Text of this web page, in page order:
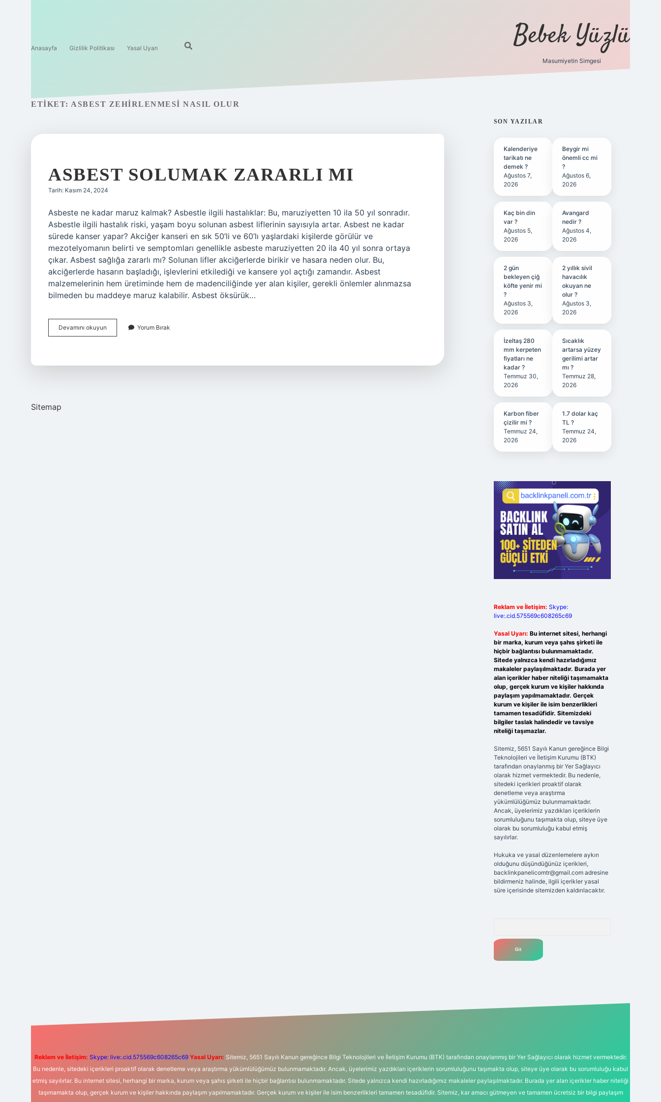
Anasayfa Gizlilik Politikası Yasal Uyarı Bebek Yüzlü
Masumiyetin Simgesi
ETIKET: ASBEST ZEHIRLENMESI NASIL OLUR
ASBEST SOLUMAK ZARARLI MI
Tarih: Kasım 24, 2024
Asbeste ne kadar maruz kalmak? Asbestle ilgili hastalıklar: Bu, maruziyetten 10 ila 50 yıl sonradır.
Asbestle ilgili hastalık riski, yaşam boyu solunan asbest liflerinin sayısıyla artar. Asbest ne kadar
sürede kanser yapar? Akciğer kanseri en sık 50’li ve 60’lı yaşlardaki kişilerde görülür ve
mezotelyomanın belirti ve semptomları genellikle asbeste maruziyetten 20 ila 40 yıl sonra ortaya
çıkar. Asbest sağlığa zararlı mı? Solunan lifler akciğerlerde birikir ve hasara neden olur. Bu,
akciğerlerde hasarın başladığı, işlevlerini etkilediği ve kansere yol açtığı zamandır. Asbest
malzemelerinin hem üretiminde hem de madenciliğinde yer alan kişiler, gerekli önlemler alınmazsa
bilmeden bu maddeye maruz kalabilir. Asbest öksürük…
Devamını okuyun
Solumak
Yorum Bırak
Sitemap
SIDEBAR
SON YAZILAR
Kalenderiye
tarikatı ne
demek ?
Ağustos 7,
2026
Beygir mi
önemli cc mi
?
Ağustos 6,
2026
Kaç bin din
var ?
Ağustos 5,
2026
Avangard
nedir ?
Ağustos 4,
2026
2 gün
bekleyen çiğ
köfte yenir mi
?
Ağustos 3,
2026
2 yıllık sivil
havacılık
okuyan ne
olur ?
Ağustos 3,
2026
İzeltaş 280
mm kerpeten
fiyatları ne
kadar ?
Temmuz 30,
2026
Sıcaklık
artarsa yüzey
gerilimi artar
mı ?
Temmuz 28,
2026
Karbon fiber
çizilir mi ?
Temmuz 24,
2026
1.7 dolar kaç
TL ?
Temmuz 24,
2026
Reklam ve İletişim: Skype:
live:.cid.575569c608265c69
Yasal Uyarı: Bu internet sitesi, herhangi
bir marka, kurum veya şahıs şirketi ile
hiçbir bağlantısı bulunmamaktadır.
Sitede yalnızca kendi hazırladığımız
makaleler paylaşılmaktadır. Burada yer
alan içerikler haber niteliği taşımamakta
olup, gerçek kurum ve kişiler hakkında
paylaşım yapılmamaktadır. Gerçek
kurum ve kişiler ile isim benzerlikleri
tamamen tesadüfidir. Sitemizdeki
bilgiler taslak halindedir ve tavsiye
niteliği taşımazlar.
Sitemiz, 5651 Sayılı Kanun gereğince Bilgi
Teknolojileri ve İletişim Kurumu (BTK)
tarafından onaylanmış bir Yer Sağlayıcı
olarak hizmet vermektedir. Bu nedenle,
sitedeki içerikleri proaktif olarak
denetleme veya araştırma
yükümlülüğümüz bulunmamaktadır.
Ancak, üyelerimiz yazdıkları içeriklerin
sorumluluğunu taşımakta olup, siteye üye
olarak bu sorumluluğu kabul etmiş
sayılırlar.
Hukuka ve yasal düzenlemelere aykırı
olduğunu düşündüğünüz içerikleri,
backlinkpanelicomtr@gmail.comadresine
bildirmeniz halinde, ilgili içerikler yasal
süre içerisinde sitemizden kaldırılacaktır.
Reklam ve İletişim: Skype: live:.cid.575569c608265c69 Yasal Uyarı: Sitemiz, 5651 Sayılı Kanun gereğince Bilgi Teknolojileri ve İletişim Kurumu (BTK) tarafından onaylanmış bir Yer Sağlayıcı olarak hizmet vermektedir.
Bu nedenle, sitedeki içerikleri proaktif olarak denetleme veya araştırma yükümlülüğümüz bulunmamaktadır. Ancak, üyelerimiz yazdıkları içeriklerin sorumluluğunu taşımakta olup, siteye üye olarak bu sorumluluğu kabul
etmiş sayılırlar. Bu internet sitesi, herhangi bir marka, kurum veya şahıs şirketi ile hiçbir bağlantısı bulunmamaktadır. Sitede yalnızca kendi hazırladığımız makaleler paylaşılmaktadır. Burada yer alan içerikler haber niteliği
taşımamakta olup, gerçek kurum ve kişiler hakkında paylaşım yapılmamaktadır. Gerçek kurum ve kişiler ile isim benzerlikleri tamamen tesadüfidir. Sitemiz, kar amacı gütmeyen ve tamamen ücretsiz bir bilgi paylaşım